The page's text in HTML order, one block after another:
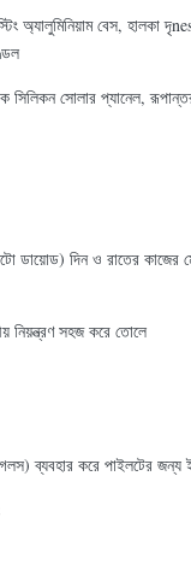
অ্যালুমিনিয়াম বেস, হালকা
সিলিকন সোলার প্যানেল,
ডায়োড) দিন ও রাতের কাজের
নিয়ন্ত্রণ সহজ করে তোলে
ব্যবহার করে পাইলটের